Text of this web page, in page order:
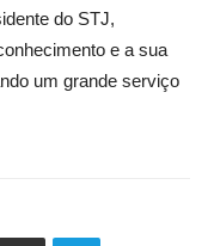
do STJ,
e a sua
um grande serviço